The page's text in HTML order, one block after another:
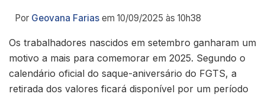
Por Geovana Farias em 10/09/2025 às 10h38
Os trabalhadores nascidos em setembro ganharam um
motivo a mais para comemorar em 2025. Segundo o
calendário oficial do saque-aniversário do FGTS, a
retirada dos valores ficará disponível por um período